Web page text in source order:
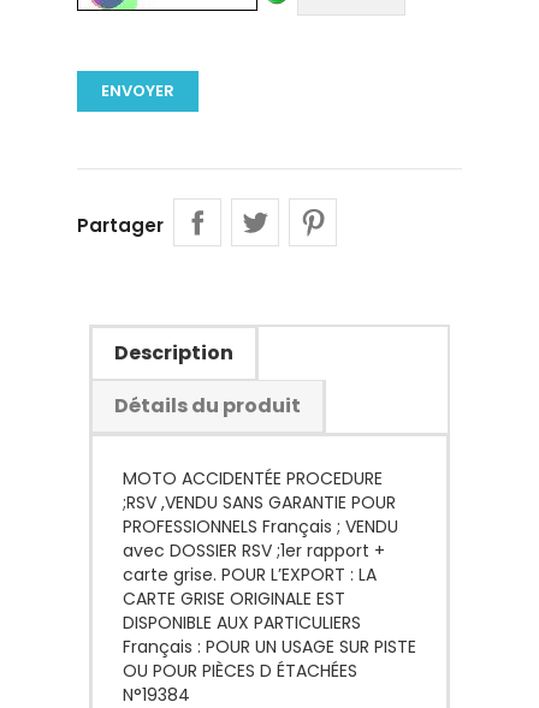
Partager
Description
Détails du produit
MOTO ACCIDENTÉE PROCEDURE
;RSV ,VENDU SANS GARANTIE POUR
PROFESSIONNELS Français ; VENDU
avec DOSSIER RSV ;1er rapport +
carte grise. POUR L’EXPORT : LA
CARTE GRISE ORIGINALE EST
DISPONIBLE AUX PARTICULIERS
Français : POUR UN USAGE SUR PISTE
OU POUR PIÈCES D ÉTACHÉES
N°19384